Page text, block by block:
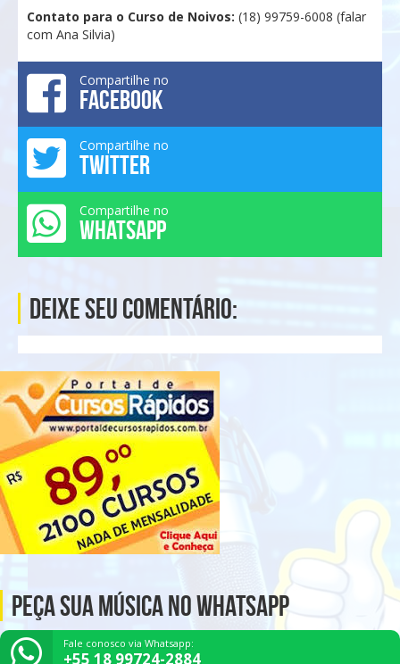
Contato para o Curso de Noivos: (18) 99759-6008 (falar
com Ana Silvia)
Compartilhe no
FACEBOOK
Compartilhe no
TWITTER
Compartilhe no
WHATSAPP
Deixe seu comentário:
Peça Sua Música no Whatsapp
Fale conosco via Whatsapp:
+55 18 99724-2884